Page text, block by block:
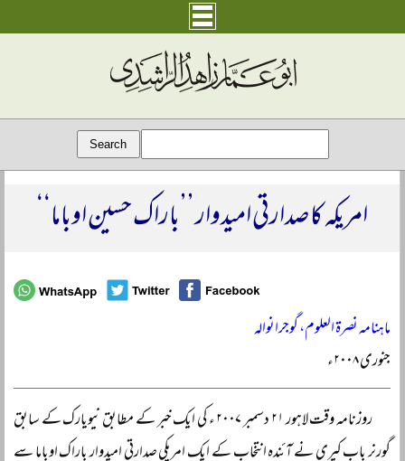
امریکہ کا صدارتی امیدوار ’’باراک حسین اوباما‘‘
ماہنامہ نصرۃ العلوم، گوجرانوالہ
جنوری ۲۰۰۸ء
روزنامہ وقت لاہور ۲۱ دسمبر ۲۰۰۷ ء کی ایک خبر کے مطابق نیویارک کے سابق
گورنر باب کیری نے آئندہ انتخاب کے ایک امریکی صدارتی امیدوار باراک اوباما سے